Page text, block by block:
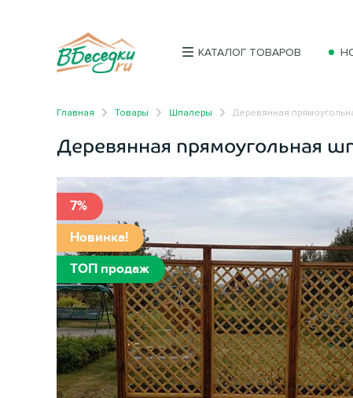
КАТАЛОГ ТОВАРОВ
Главная Товары Шпалеры Деревянная
Деревянная прямоугольная
7%
Новинка!
ТОП продаж